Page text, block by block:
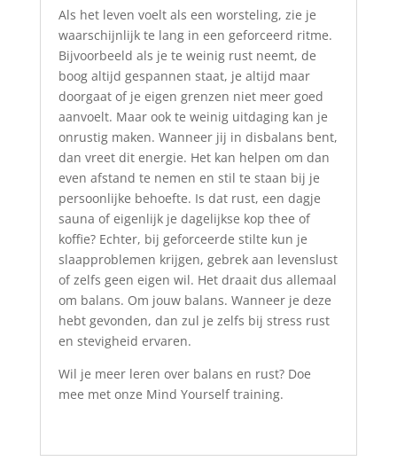
Als het leven voelt als een worsteling, zie je
waarschijnlijk te lang in een geforceerd ritme.
Bijvoorbeeld als je te weinig rust neemt, de
boog altijd gespannen staat, je altijd maar
doorgaat of je eigen grenzen niet meer goed
aanvoelt. Maar ook te weinig uitdaging kan je
onrustig maken. Wanneer jij in disbalans bent,
dan vreet dit energie. Het kan helpen om dan
even afstand te nemen en stil te staan bij je
persoonlijke behoefte. Is dat rust, een dagje
sauna of eigenlijk je dagelijkse kop thee of
koffie? Echter, bij geforceerde stilte kun je
slaapproblemen krijgen, gebrek aan levenslust
of zelfs geen eigen wil. Het draait dus allemaal
om balans. Om jouw balans. Wanneer je deze
hebt gevonden, dan zul je zelfs bij stress rust
en stevigheid ervaren.
Wil je meer leren over balans en rust? Doe
mee met onze Mind Yourself training.